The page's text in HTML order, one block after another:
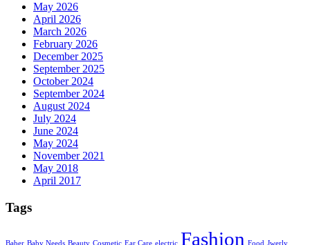
May 2026
April 2026
March 2026
February 2026
December 2025
September 2025
October 2024
September 2024
August 2024
July 2024
June 2024
May 2024
November 2021
May 2018
April 2017
Tags
Baber Baby Needs Beauty Cosmetic Ear Care electric Fashion Food Jwerly